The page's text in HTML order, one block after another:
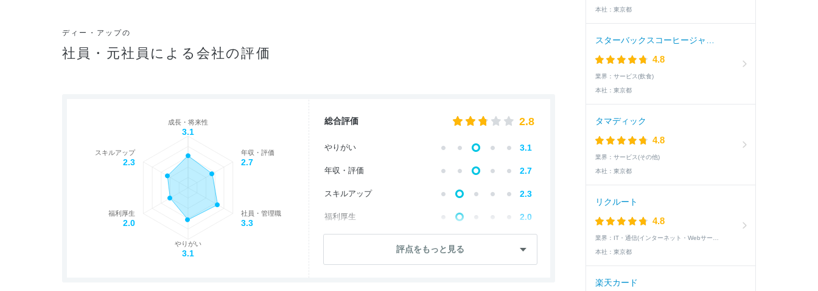
ディー・アップの
社員・元社員による会社の評価
評点をもっと見る
成長・将来性
3.1
年収・評価
2.7
社員・管理職
3.3
やりがい
3.1
福利厚生
2.0
スキルアップ
2.3
総合評価 2.8
やりがい 3.1
年収・評価 2.7
スキルアップ 2.3
福利厚生 2.0
社員・管理職 3.3
本社： 東京都
4.8
業界： サービス(飲食)
本社： 東京都
タマディック
4.8
業界： サービス(その他)
本社： 東京都
リクルート
4.8
業界：
本社： 東京都
楽天カード